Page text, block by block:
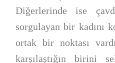
Diğerlerinde ise
sorgulayan bir kadını
ortak bir noktası
karşılaştığın birini